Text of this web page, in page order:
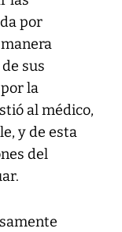
por
sus
la
al médico,
y de esta
del